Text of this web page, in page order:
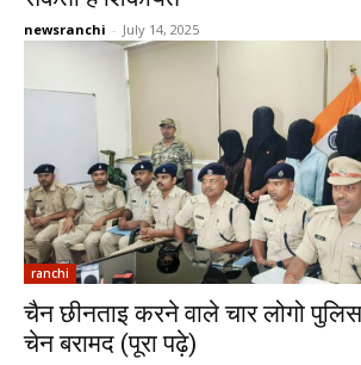
newsranchi - July 14, 2025
ranchi
चैन छीनताइ करने वाले चार लोगो
चेन बरामद (पूरा पढ़े)